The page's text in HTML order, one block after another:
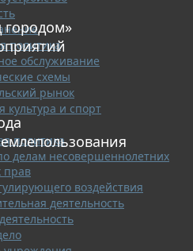
политика
обслуживание
схемы
рынок
культура и спорт
политика
делам несовершеннолетних
прав
воздействия
деятельность
городом»